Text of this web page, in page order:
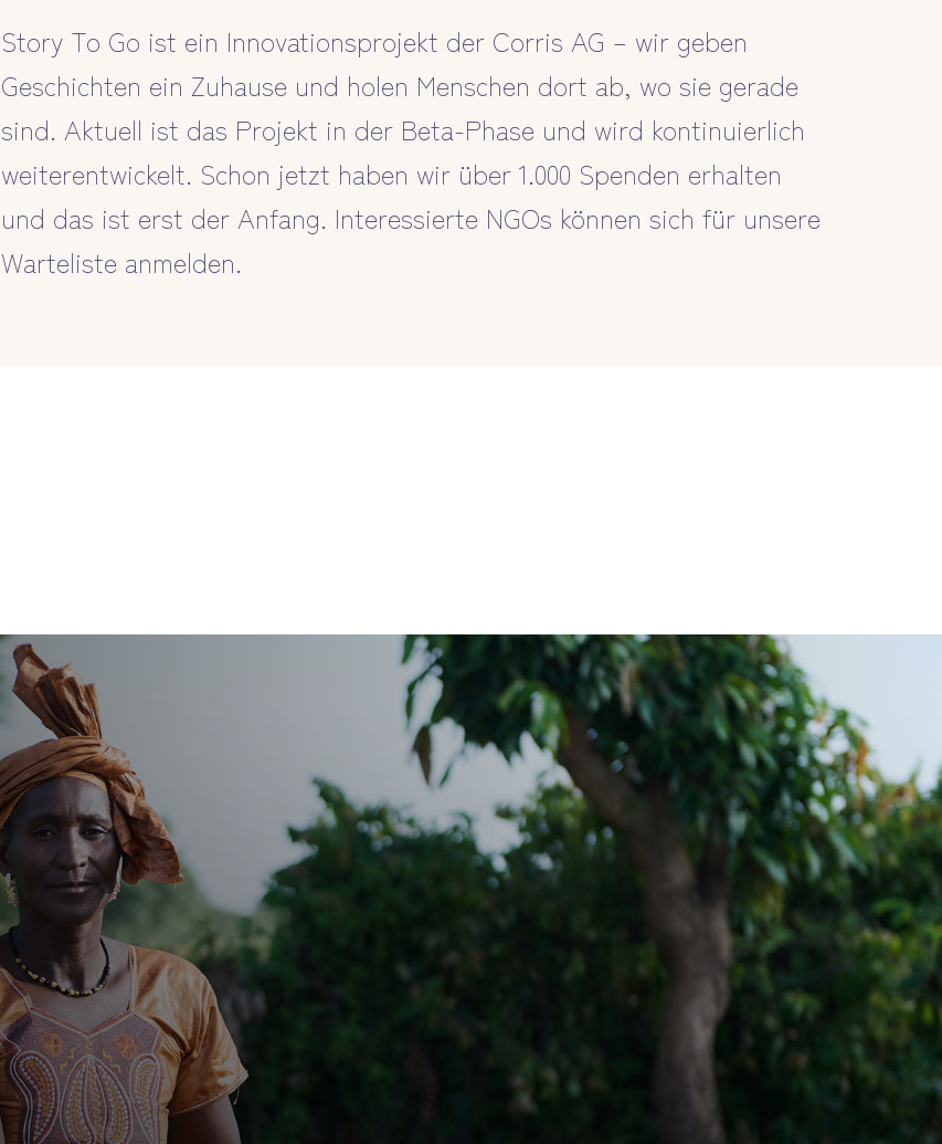
Story To Go ist ein Innovationsprojekt der Corris AG – wir geben
Geschichten ein Zuhause und holen Menschen dort ab, wo sie gerade
sind. Aktuell ist das Projekt in der Beta-Phase und wird kontinuierlich
weiterentwickelt. Schon jetzt haben wir über 1.000 Spenden erhalten
und das ist erst der Anfang. Interessierte NGOs können sich für unsere
Warteliste anmelden.